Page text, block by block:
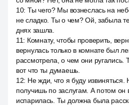
10: Ты чего? Мы вознеслась на
не сладко. Ты о чем? Ой, забыла
днях зашла.
11: Комнату, чтобы проверить,
вернулась только в комнате был
рассмотрела, о чем они ругались.
вот что ты думаешь.
12: Не жди, что я буду извиняться.
получишь по заслугам. А потом он
испарилась. Ты должна была